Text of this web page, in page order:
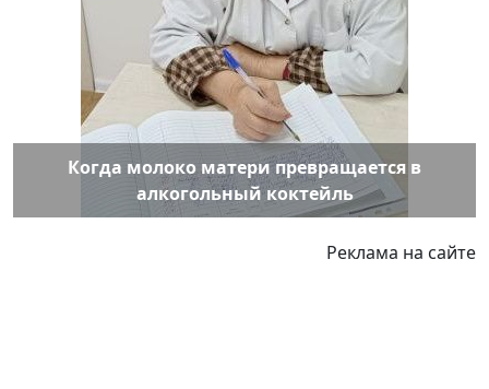
Когда молоко матери превращается в
алкогольный коктейль
Реклама на сайте